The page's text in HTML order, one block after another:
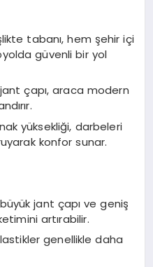
tabanı, hem şehir içi
güvenli bir yol
çapı, araca modern
yüksekliği, darbeleri
konfor sunar.
jant çapı ve geniş
artırabilir.
genellikle daha